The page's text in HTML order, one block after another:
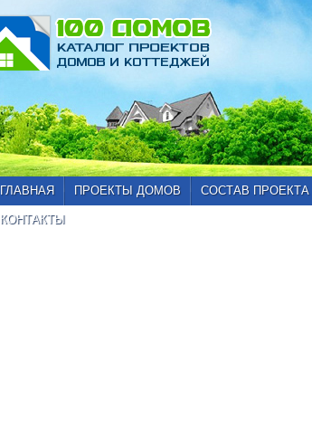
ГЛАВНАЯ ПРОЕКТЫ ДОМОВ СОСТАВ ПРОЕКТА
КОНТАКТЫ